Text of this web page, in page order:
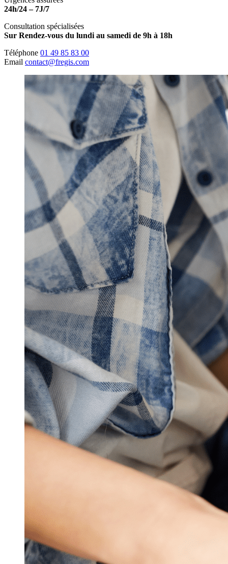
24h/24 – 7J/7
Consultation spécialisées
Sur Rendez-vous du lundi au samedi de 9h à 18h
Téléphone 01 49 85 83 00
Email contact@fregis.com